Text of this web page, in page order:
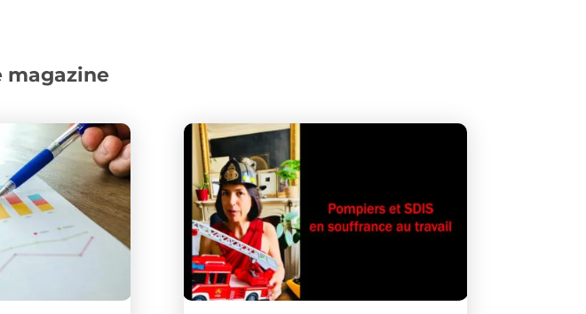
magazine